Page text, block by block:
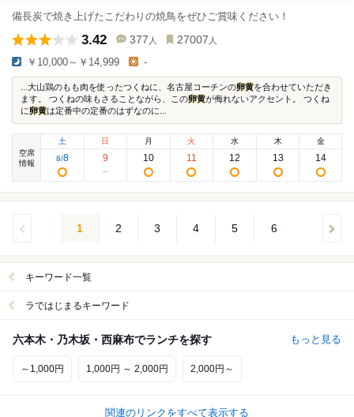
備長炭で焼き上げたこだわりの焼鳥をぜひご賞味ください！
3.42 377 人 27007 人
￥10,000～￥14,999 -
...大山鶏のもも肉を使ったつくねに、名古屋コーチンの卵黄を合わせていただき
ます。 つくねの味もさることながら、この卵黄が侮れないアクセント。 つくね
に卵黄は定番中の定番のはずなのに...
空席
情報
土
8/8
日
9
月
10
火
11
水
12
木
13
金
14
1 2 3 4 5 6
キーワード一覧
ラではじまるキーワード
六本木・乃木坂・西麻布でランチを探す もっと見る
～1,000円 1,000円 ～ 2,000円 2,000円～
関連のリンクをすべて表示する